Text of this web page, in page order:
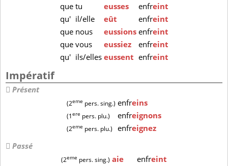
que tu eusses enfreint
qu' il/elle eût enfreint
que nous eussions enfreint
que vous eussiez enfreint
qu' ils/elles eussent enfreint
Impératif
Présent
(2eme pers. sing.) enfreins
(1ere pers. plu.) enfreignons
(2eme pers. plu.) enfreignez
Passé
(2eme pers. sing.) aie enfreint